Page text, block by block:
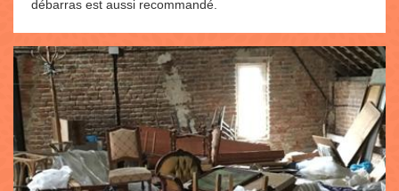
débarras est aussi recommandé.